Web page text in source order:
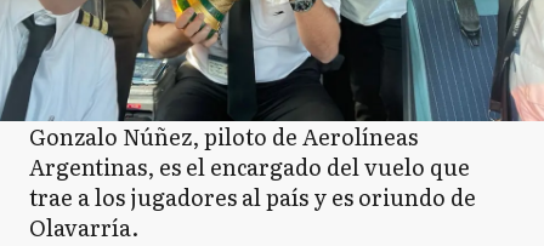
Gonzalo Núñez, piloto de Aerolíneas
Argentinas, es el encargado del vuelo que
trae a los jugadores al país y es oriundo de
Olavarría.